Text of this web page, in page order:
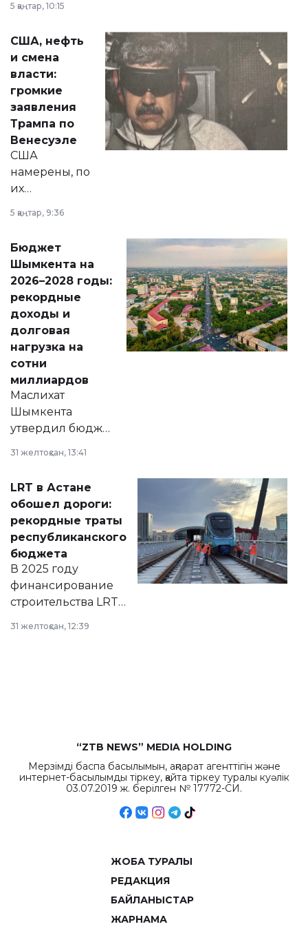
сразу несколько
актуальных тем —
от слухов о
политических
реформах до
вопросов армии,
экономики и
личного здоровья.
5 қаңтар, 10:15
США, нефть
и смена
власти:
громкие
заявления
Трампа по
Венесуэле
США
намерены, по
их
принести
народу
Венесуэлы.
5 қаңтар, 9:36
Бюджет
Шымкента на
2026–2028 годы:
рекордные
доходы и
долговая
нагрузка на
сотни
миллиардов
Маслихат
Шымкента
утвердил бюджет
2028 годы.
документ
появился в базе
нормативных
правовых актов и
на сайте маслихат
города.
31 желтоқсан, 13:41
LRT в Астане
обошел дороги:
рекордные траты
республиканского
бюджета
В 2025 году
финансирование
строительства LRT
республиканского
31 желтоқсан, 12:39
“ZTB NEWS” MEDIA HOLDING
Мерзімді баспа басылымын, ақпарат агенттігін және
интернет-басылымды тіркеу, қайта тіркеу туралы куәлік
03.07.2019 ж. берілген № 17772-СИ.
ЖОБА ТУРАЛЫ
РЕДАКЦИЯ
БАЙЛАНЫСТАР
ЖАРНАМА